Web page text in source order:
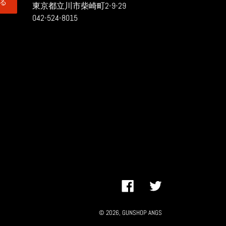
東京都立川市柴崎町2-9-29
042-524-8015
FacebookTwitter
© 2026, GUNSHOP ANGS